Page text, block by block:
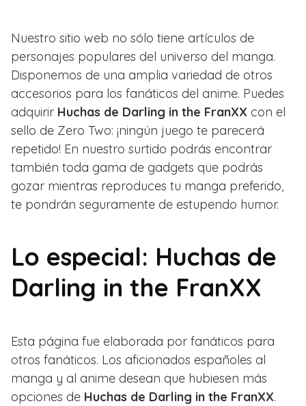
Nuestro sitio web no sólo tiene artículos de
personajes populares del universo del manga.
Disponemos de una amplia variedad de otros
accesorios para los fanáticos del anime. Puedes
adquirir Huchas de Darling in the FranXX con el
sello de Zero Two: ¡ningún juego te parecerá
repetido! En nuestro surtido podrás encontrar
también toda gama de gadgets que podrás
gozar mientras reproduces tu manga preferido,
te pondrán seguramente de estupendo humor.
Lo especial: Huchas de
Darling in the FranXX
Esta página fue elaborada por fanáticos para
otros fanáticos. Los aficionados españoles al
manga y al anime desean que hubiesen más
opciones de Huchas de Darling in the FranXX.